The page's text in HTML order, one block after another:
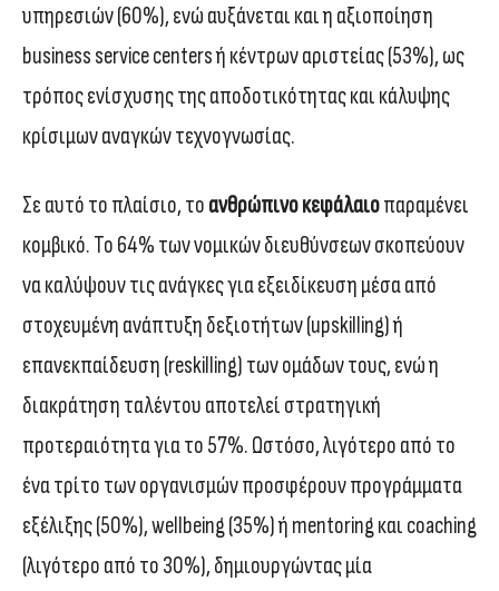
υπηρεσιών (60%), ενώ αυξάνεται και η αξιοποίηση
business service centers ή κέντρων αριστείας (53%), ως
τρόπος ενίσχυσης της αποδοτικότητας και κάλυψης
κρίσιμων αναγκών τεχνογνωσίας.
Σε αυτό το πλαίσιο, το ανθρώπινο κεφάλαιοπαραμένει
κομβικό. Το 64% των νομικών διευθύνσεων σκοπεύουν
να καλύψουν τις ανάγκες για εξειδίκευση μέσα από
στοχευμένη ανάπτυξη δεξιοτήτων (upskilling) ή
επανεκπαίδευση (reskilling) των ομάδων τους, ενώ η
διακράτηση ταλέντου αποτελεί στρατηγική
προτεραιότητα για το 57%. Ωστόσο, λιγότερο από το
ένα τρίτο των οργανισμών προσφέρουν προγράμματα
εξέλιξης (50%), wellbeing (35%) ή mentoring και coaching
(λιγότερο από το 30%), δημιουργώντας μία